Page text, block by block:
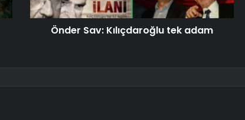
Önder Sav: Kılıçdaroğlu tek adam